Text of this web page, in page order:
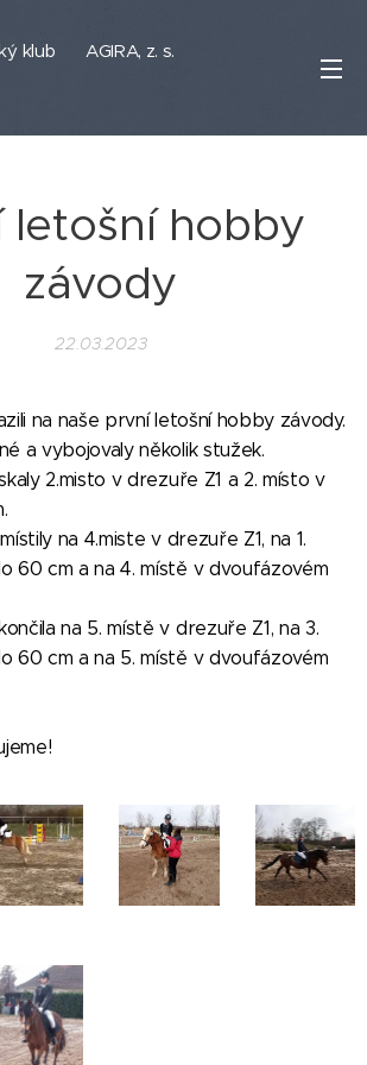
klub AGIRA, z. s.
letošní hobby
závody
22.03.2023
na naše první letošní hobby závody.
a vybojovaly několik stužek.
2.misto v drezuře Z1 a 2. místo v
na 4.miste v drezuře Z1, na 1.
60 cm a na 4. místě v dvoufázovém
na 5. místě v drezuře Z1, na 3.
60 cm a na 5. místě v dvoufázovém